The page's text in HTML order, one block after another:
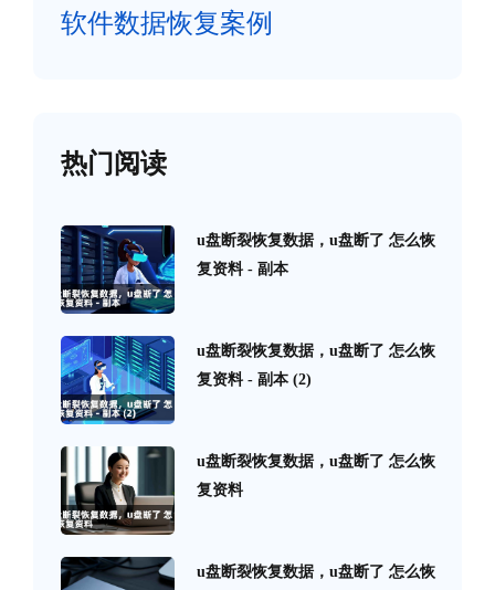
软件数据恢复案例
热门阅读
u盘断裂恢复数据，u盘断了 怎么恢
复资料 - 副本
u盘断裂恢复数据，u盘断了 怎么恢
复资料 - 副本 (2)
u盘断裂恢复数据，u盘断了 怎么恢
复资料
u盘断裂恢复数据，u盘断了 怎么恢